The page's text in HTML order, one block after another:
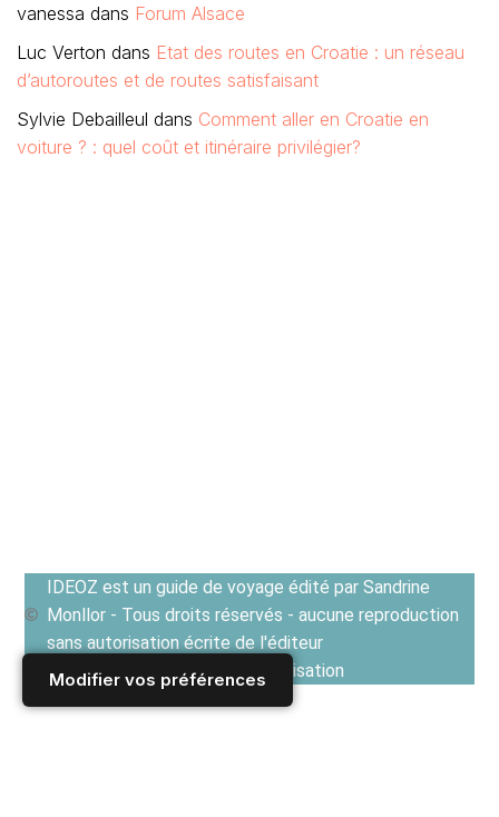
Modifier vos préférences
vanessa dans Forum Alsace
Luc Verton dans Etat des routes en Croatie : un réseau
d’autoroutes et de routes satisfaisant
Sylvie Debailleul dans Comment aller en Croatie en
voiture ? : quel coût et itinéraire privilégier?
IDEOZ est un guide de voyage édité par Sandrine
Monllor - Tous droits réservés - aucune reproduction
sans autorisation écrite de l'éditeur
Voir les Conditions générales d'utilisation